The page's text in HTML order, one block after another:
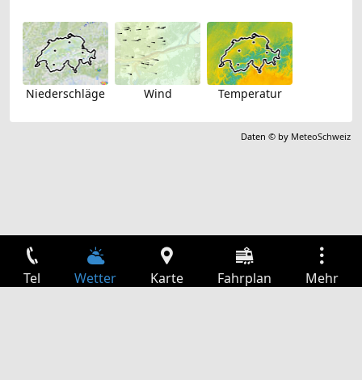
Niederschläge Wind Temperatur
Daten © by MeteoSchweiz
Tel Wetter Karte Fahrplan Mehr